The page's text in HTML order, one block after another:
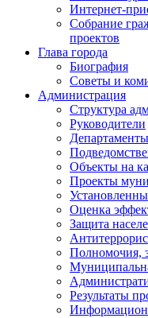
Интернет-
Собрание
проектов
Глава города
Биография
Советы и
Администрация
Структура
Руководители
Департаменты
Объекты на
Проекты
Оценка
Защита
Полномочия,
Результаты